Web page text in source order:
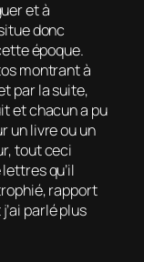
et à
donc
époque.
montrant à
par la suite,
et chacun a pu
un livre ou un
tout ceci
qu’il
rapport
parlé plus